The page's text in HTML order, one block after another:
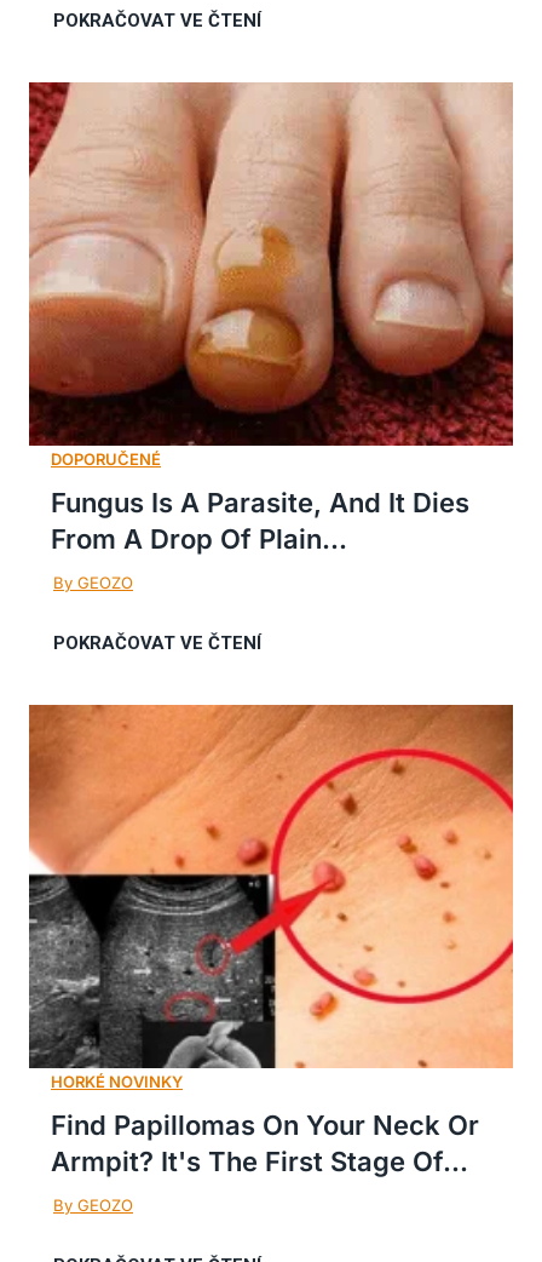
Fungus Is A Parasite, And It Dies
From A Drop Of Plain...
Find Papillomas On Your Neck Or
Armpit? It's The First Stage Of...